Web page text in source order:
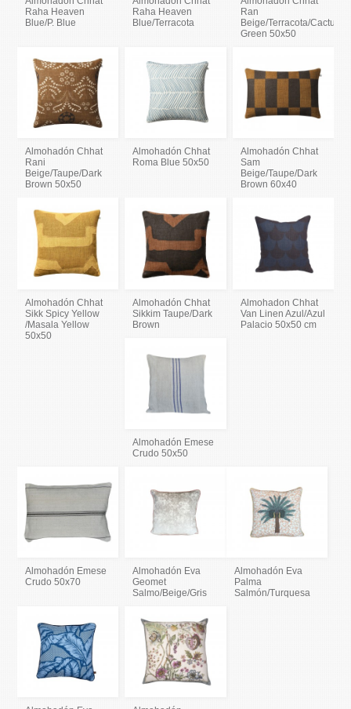
Raha Heaven
Blue/P. Blue
Raha Heaven
Blue/Terracota
Ran
Beige/Terracota/Cactus
Green 50x50
Almohadón Chhat
Rani
Beige/Taupe/Dark
Brown 50x50
Almohadón Chhat
Roma Blue 50x50
Almohadón Chhat
Sam
Beige/Taupe/Dark
Brown 60x40
Almohadón Chhat
Sikk Spicy Yellow
/Masala Yellow
50x50
Almohadón Chhat
Sikkim Taupe/Dark
Brown
Almohadon Chhat
Van Linen Azul/Azul
Palacio 50x50 cm
Almohadón Emese
Crudo 50x50
Almohadón Emese
Crudo 50x70
Almohadón Eva
Geomet
Salmo/Beige/Gris
Almohadón Eva
Palma
Salmón/Turquesa